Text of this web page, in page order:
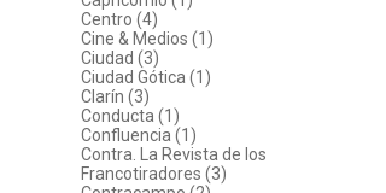
Centro (4)
Cine & Medios (1)
Ciudad (3)
Ciudad Gótica (1)
Clarín (3)
Conducta (1)
Confluencia (1)
Contra. La Revista de los
Francotiradores (3)